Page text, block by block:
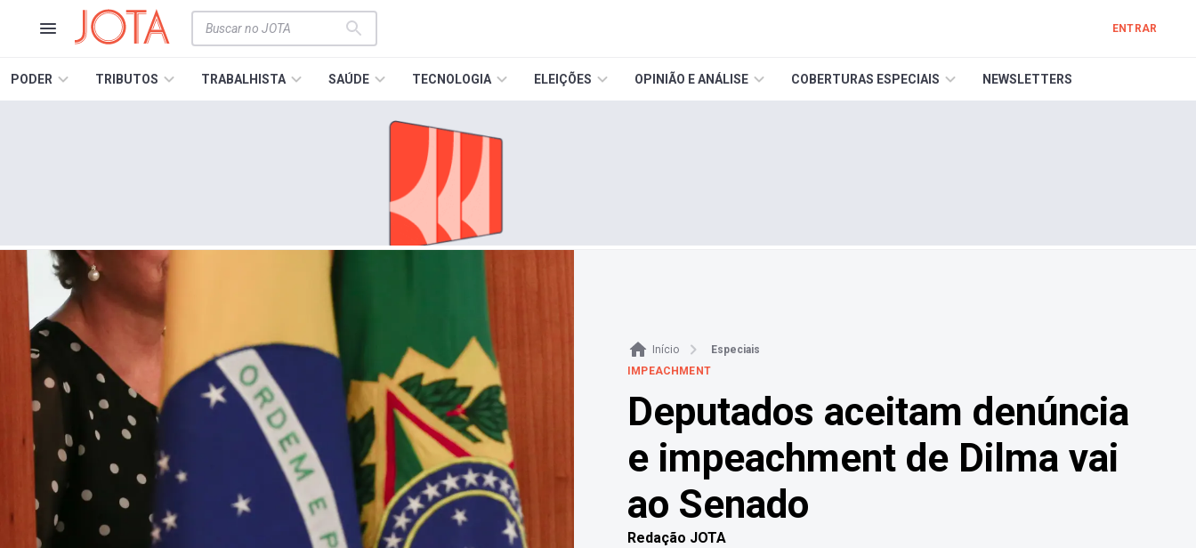
ENTRAR
PODER TRIBUTOS TRABALHISTA SAÚDE TECNOLOGIA ELEIÇÕES OPINIÃO E ANÁLISE COBERTURAS ESPECIAIS NEWSLETTERS
Início
Especiais
IMPEACHMENT
Deputados aceitam denúncia
e impeachment de Dilma vai
ao Senado
Redação JOTA